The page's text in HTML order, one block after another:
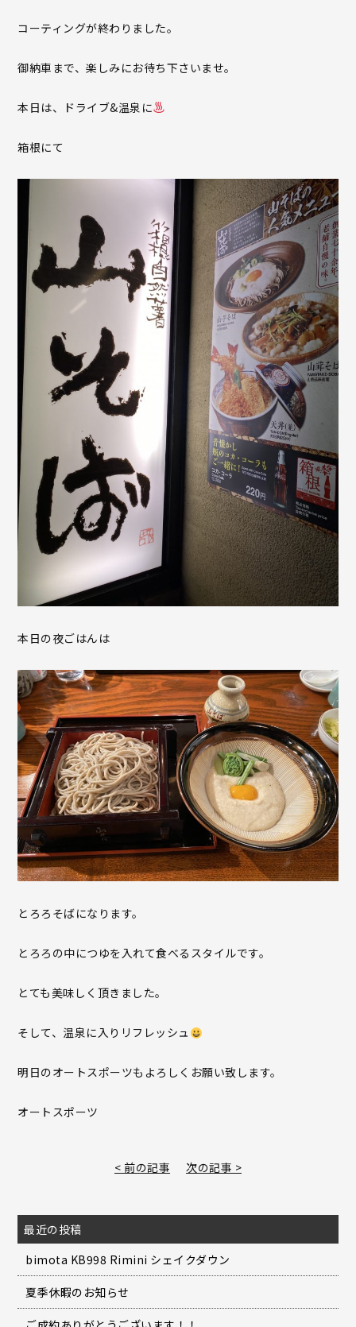
コーティングが終わりました。
御納車まで、楽しみにお待ち下さいませ。
本日は、ドライブ&温泉に
箱根にて
本日の夜ごはんは
とろろそばになります。
とろろの中につゆを入れて食べるスタイルです。
とても美味しく頂きました。
そして、温泉に入りリフレッシュ
明日のオートスポーツもよろしくお願い致します。
オートスポーツ
< 前の記事 次の記事 >
最近の投稿
bimota KB998 Rimini シェイクダウン
夏季休暇のお知らせ